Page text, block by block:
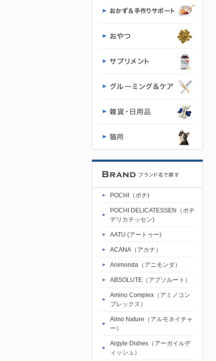
ト
POCHI（ポチ)
POCHI DELICATESSEN（ポチ
デリカテッセン)
AATU (アートゥー)
ACANA（アカナ）
Animonda（アニモンダ）
ABSOLUTE（アブソルート）
Amino Complex（アミノコン
プレックス）
Almo Nature（アルモネイチャ
ー）
Argyle Dishes（アーガイルデ
ィッシュ）